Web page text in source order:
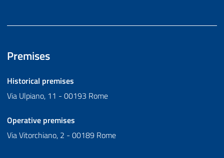
Premises
Historical premises
Via Ulpiano, 11 - 00193 Rome
Operative premises
Via Vitorchiano, 2 - 00189 Rome